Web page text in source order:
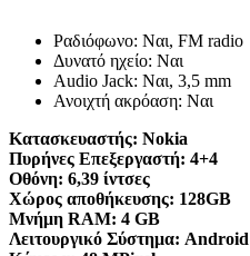
Ραδιόφωνο: Ναι, FM radio
Δυνατό ηχείο: Ναι
Audio Jack: Ναι, 3,5 mm
Ανοιχτή ακρόαση: Ναι
Κατασκευαστής: Nokia
Πυρήνες Επεξεργαστή: 4+4
Οθόνη: 6,39 ίντσες
Χώρος αποθήκευσης: 128GB
Μνήμη RAM: 4 GB
Λειτουργικό Σύστημα: Android